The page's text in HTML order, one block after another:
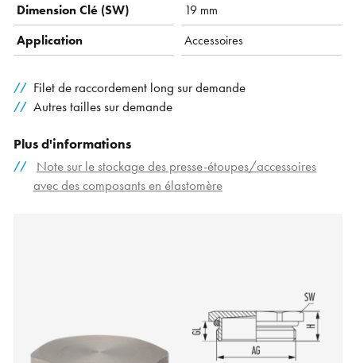
Dimension Clé (SW)
19 mm
Application
Accessoires
Filet de raccordement long sur demande
Autres tailles sur demande
Plus d'informations
Note sur le stockage des presse-étoupes/accessoires
avec des composants en élastomère